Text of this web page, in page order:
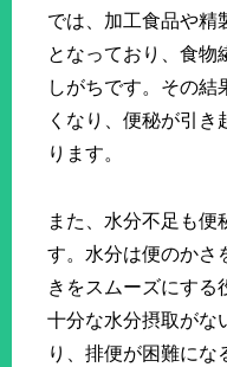
では、加工食品や精
となっており、食物
しがちです。その結
くなり、便秘が引き
ります。
また、水分不足も便
す。水分は便のかさ
きをスムーズにする
十分な水分摂取がな
り、排便が困難にな